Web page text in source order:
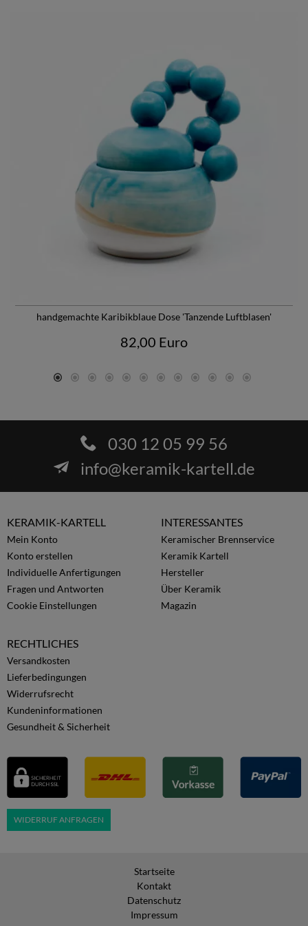
handgemachte Karibikblaue Dose 'Tanzende Luftblasen'
82,00 Euro
030 12 05 99 56
info@keramik-kartell.de
KERAMIK-KARTELL
Mein Konto
Konto erstellen
Individuelle Anfertigungen
Fragen und Antworten
Cookie Einstellungen
INTERESSANTES
Keramischer Brennservice
Keramik Kartell
Hersteller
Über Keramik
Magazin
RECHTLICHES
Versandkosten
Lieferbedingungen
Widerrufsrecht
Kundeninformationen
Gesundheit & Sicherheit
WIDERRUF ANFRAGEN
Startseite
Kontakt
Datenschutz
Impressum